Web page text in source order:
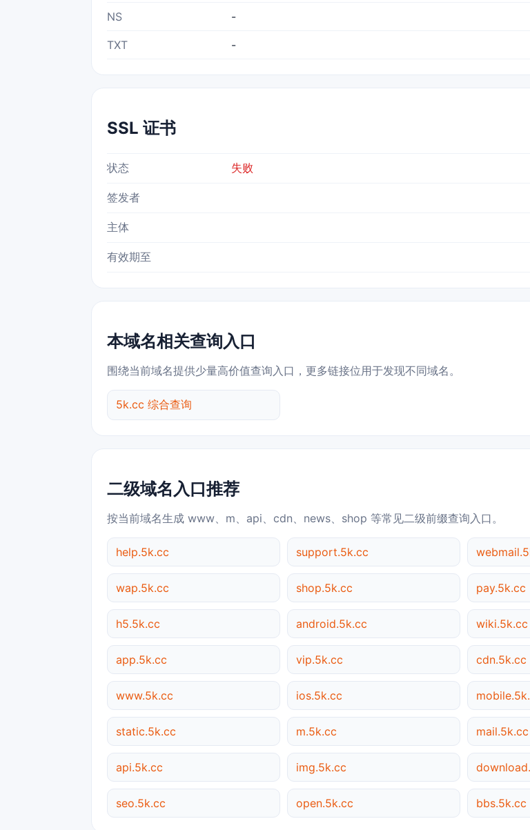
NS -
TXT -
SSL 证书
状态 失败
签发者
主体
有效期至
本域名相关查询入口
围绕当前域名提供少量高价值查询入口，更多链接位用于发现不同域名。
5k.cc 综合查询
二级域名入口推荐
按当前域名生成 www、m、api、cdn、news、shop 等常见二级前缀查询入口。
help.5k.cc support.5k.cc
wap.5k.cc shop.5k.cc pay.5k.cc
h5.5k.cc android.5k.cc wiki.5k.cc
app.5k.cc vip.5k.cc cdn.5k.cc
www.5k.cc ios.5k.cc
static.5k.cc m.5k.cc mail.5k.cc
api.5k.cc img.5k.cc
seo.5k.cc open.5k.cc bbs.5k.cc